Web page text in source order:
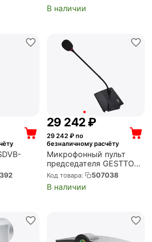
В наличии
29 242 ₽
29 242 ₽ по
безналичному расчёту
Микрофонный пульт
председателя GESTTON
Проводной (EG-3520C)
Код товара: 507038
В наличии